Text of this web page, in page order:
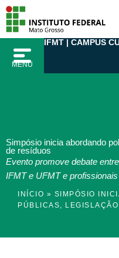
para
conteúdo
MENU
IFMT | CAMPUS
Simpósio inicia abordando
de resíduos
Evento promove debate
IFMT e UFMT e
INÍCIO » SIMPÓSIO
PÚBLICAS,